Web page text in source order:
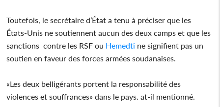
Toutefois, le secrétaire d’État a tenu à préciser que les
États-Unis ne soutiennent aucun des deux camps et que les
sanctions contre les RSF ou Hemedti ne signifient pas un
soutien en faveur des forces armées soudanaises.
«Les deux belligérants portent la responsabilité des
violences et souffrances» dans le pays. at-il mentionné.